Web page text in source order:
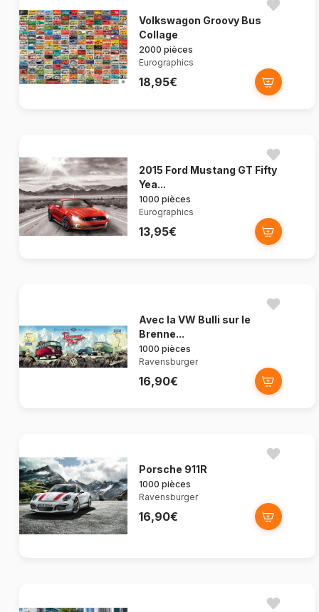
Volkswagon Groovy Bus
Collage
2000 pièces
Eurographics
18,95€
2015 Ford Mustang GT Fifty
Yea...
1000 pièces
Eurographics
13,95€
Avec la VW Bulli sur le
Brenne...
1000 pièces
Ravensburger
16,90€
Porsche 911R
1000 pièces
Ravensburger
16,90€